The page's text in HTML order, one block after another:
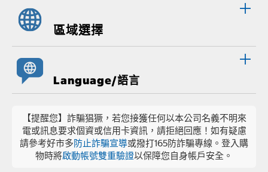
區域選擇
Language/語言
【提醒您】詐騙猖獗，若您接獲任何以本公司名義不明來
電或訊息要求個資或信用卡資訊，請拒絕回應！如有疑慮
請參考好市多防止詐騙宣導或撥打165防詐騙專線。登入購
物時將啟動帳號雙重驗證以保障您自身帳戶安全。